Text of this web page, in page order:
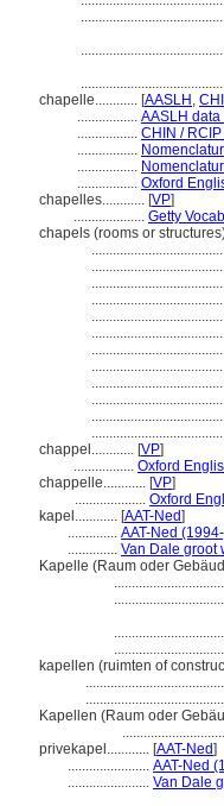
chapelle............ [AASLH ,
................. AASLH
................. CHIN /
.................
.................
................. Oxford
chapelles............ [VP]
.................... Getty
chapels (rooms or
chappel............ [VP]
................. Oxford
chappelle............ [VP]
.................... Oxford
kapel............ [AAT-Ned]
.............. AAT-Ned
.............. Van Dale groot
Kapelle (Raum oder
kapellen (ruimten of
Kapellen (Raum oder
privekapel............ [AAT-Ned]
....................... AAT-Ned
....................... Van Dale